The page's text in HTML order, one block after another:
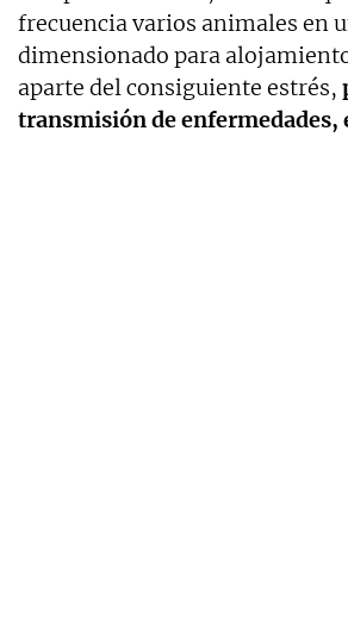
frecuencia varios animales en
dimensionado para
aparte del consiguiente estrés,
transmisión de enfermedades,